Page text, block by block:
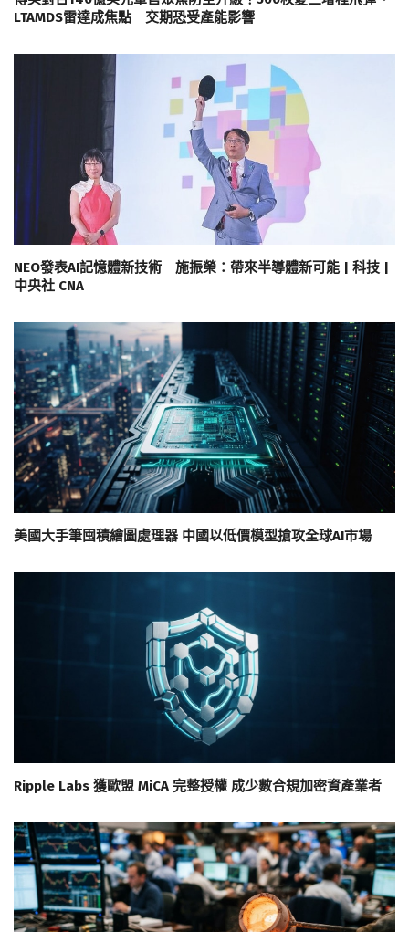
LTAMDS雷達成焦點 交期恐受產能影響
NEO發表AI記憶體新技術 施振榮：帶來半導體新可能 | 科技 |
中央社 CNA
美國大手筆囤積繪圖處理器 中國以低價模型搶攻全球AI市場
Ripple Labs 獲歐盟 MiCA 完整授權 成少數合規加密資產業者